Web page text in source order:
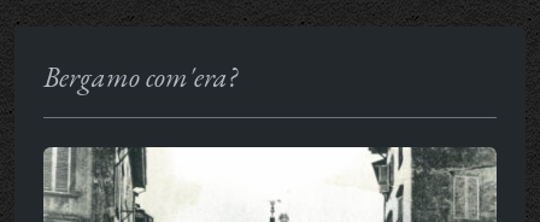
Bergamo com'era?